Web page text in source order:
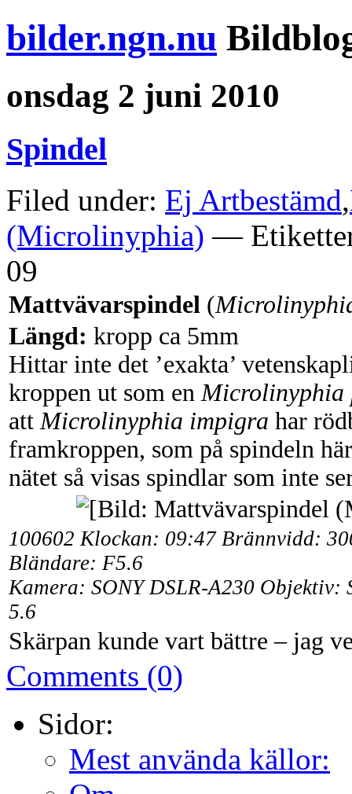
bilder.ngn.nu
onsdag 2 juni 2010
Spindel
Filed under: Ej Artbestämd,
(Microlinyphia) —
09
Mattvävarspindel (
Längd: kropp ca 5mm
Hittar inte det ’exakta’
kroppen ut som en Microlinyphia
att Microlinyphia impigra har
framkroppen, som på spindeln
nätet så visas spindlar som inte
100602 Klockan: 09:47 Brännvidd:
Bländare: F5.6
Kamera: SONY DSLR-A230
5.6
Skärpan kunde vart bättre – jag
Comments (0)
Sidor:
Mest använda källor: